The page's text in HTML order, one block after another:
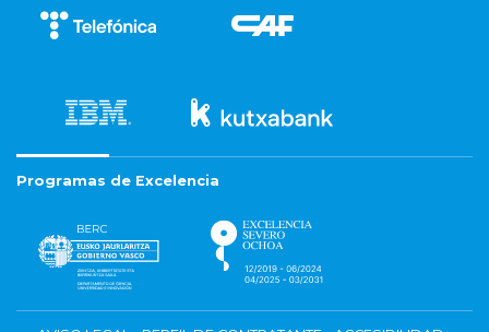
Programas de Excelencia